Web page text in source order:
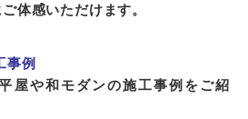
体感いただけます。
事例
屋や和モダンの施工事例をご紹